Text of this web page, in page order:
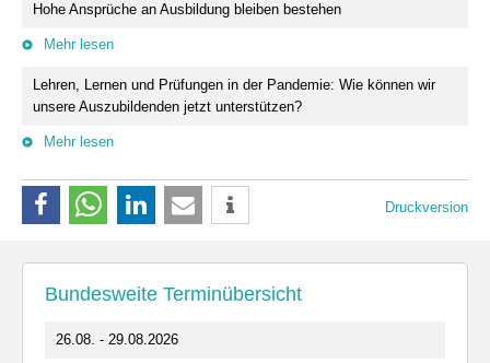
Hohe Ansprüche an Ausbildung bleiben bestehen
Mehr lesen
Lehren, Lernen und Prüfungen in der Pandemie: Wie können wir
unsere Auszubildenden jetzt unterstützen?
Mehr lesen
Druckversion
Bundesweite Terminübersicht
26.08. - 29.08.2026